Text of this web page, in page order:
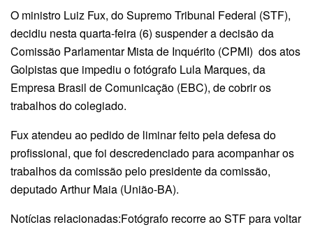
O ministro Luiz Fux, do Supremo Tribunal Federal (STF),
decidiu nesta quarta-feira (6) suspender a decisão da
Comissão Parlamentar Mista de Inquérito (CPMI) dos atos
Golpistas que impediu o fotógrafo Lula Marques, da
Empresa Brasil de Comunicação (EBC), de cobrir os
trabalhos do colegiado.
Fux atendeu ao pedido de liminar feito pela defesa do
profissional, que foi descredenciado para acompanhar os
trabalhos da comissão pelo presidente da comissão,
deputado Arthur Maia (União-BA).
Notícias relacionadas:Fotógrafo recorre ao STF para voltar